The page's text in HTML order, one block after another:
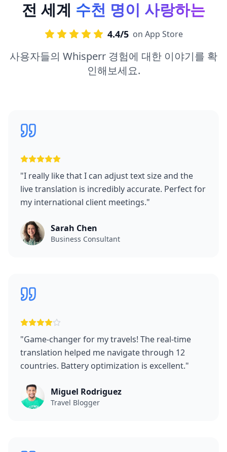
전 세계 수천 명이 사랑하는
4.4/5 on App Store
사용자들의 Whisperr 경험에 대한 이야기를 확
인해보세요.
"I really like that I can adjust text size and the
live translation is incredibly accurate. Perfect for
my international client meetings."
Sarah Chen
Business Consultant
"Game-changer for my travels! The real-time
translation helped me navigate through 12
countries. Battery optimization is excellent."
Miguel Rodriguez
Travel Blogger